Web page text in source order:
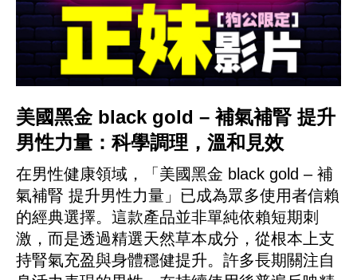
美國黑金 black gold – 補氣補腎 提升
男性力量：科學調理，溫和見效
在男性健康領域，「美國黑金 black gold – 補
氣補腎 提升男性力量」已成為眾多使用者信賴
的經典選擇。這款產品並非單純依賴短期刺
激，而是透過精選天然草本成分，從根本上支
持腎氣充盈與身體穩健提升。許多長期關注自